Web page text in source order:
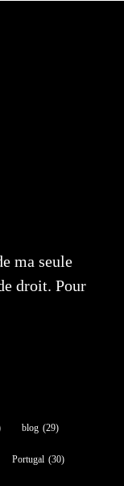
ma seule
droit. Pour
blog (29)
Portugal (30)